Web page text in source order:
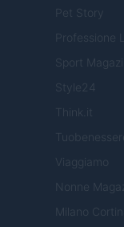
Pet Story
Professione
Sport
Style24
Think.it
Tuobenessere
Viaggiamo
Nonne
Milano Cortina